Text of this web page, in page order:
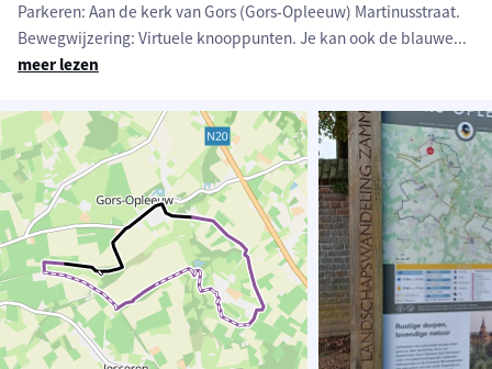
Parkeren: Aan de kerk van Gors (Gors-Opleeuw) Martinusstraat.
Bewegwijzering: Virtuele knooppunten. Je kan ook de blauwe...
meer lezen